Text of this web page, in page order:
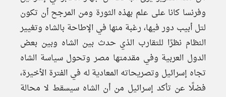
وفرنسا كانا على علم بهذه الثورة ومن المرجح أن تكون
لتل أبيب دور فيها، رغبة منها في الإطاحة بالشاه وتغيير
النظام نظرًا للتقارب الذي حدث بين الشاه وبين بعض
الدول العربية وفي مقدمتها مصر وتحول سياسة الشاه
تجاه إسرائيل وتصريحاته المعادية له في الفترة الأخيرة،
فضلًا عن تأكد إسرائيل من أن الشاه سيسقط لا محالة